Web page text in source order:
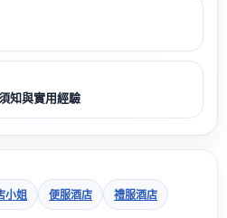
知與實用經驗
小姐 便服酒店 禮服酒店